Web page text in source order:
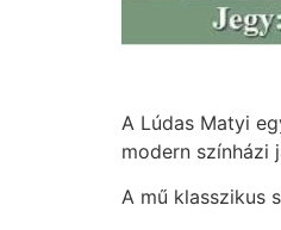
A Lúdas Matyi
modern színházi
A mű klasszikus